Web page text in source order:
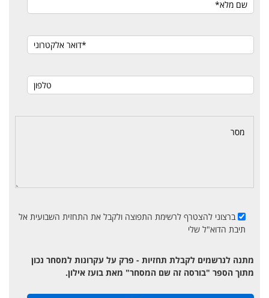
ברצוני להצטרף לרשימת התפוצה ולקבל את התחזית השבועית אל
תיבת הדוא"ל שלי
מתנה לנרשמים לקבלת תחזיות - פרק על עקרונות למסחר נכון
מתוך הספר "בורסה זה שם המסחר" מאת בועז אילון.